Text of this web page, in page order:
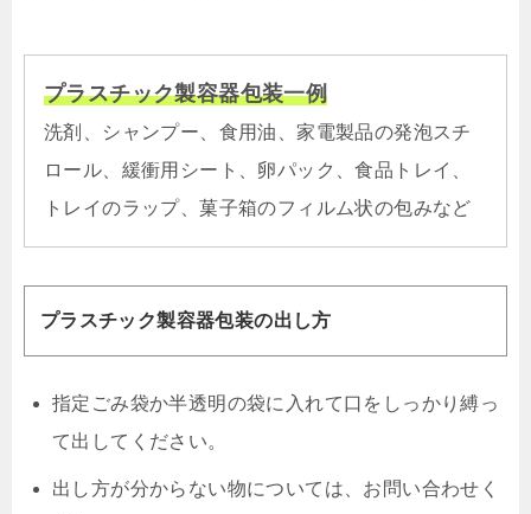
プラスチック製容器包装一例
洗剤、シャンプー、食用油、家電製品の発泡スチ
ロール、緩衝用シート、卵パック、食品トレイ、
トレイのラップ、菓子箱のフィルム状の包みなど
プラスチック製容器包装の出し方
指定ごみ袋か半透明の袋に入れて口をしっかり縛っ
て出してください。
出し方が分からない物については、お問い合わせく